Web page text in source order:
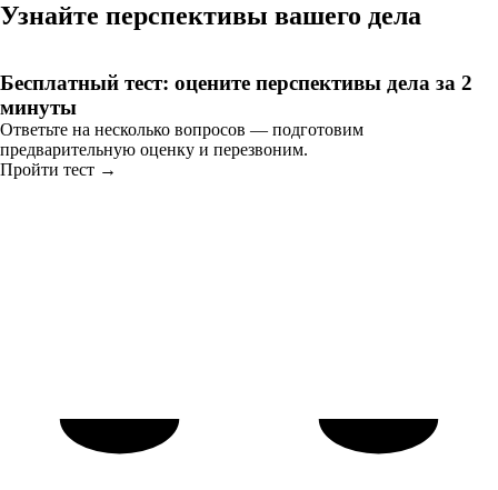
Узнайте перспективы вашего дела
Бесплатный тест: оцените перспективы дела за 2
минуты
Ответьте на несколько вопросов — подготовим
предварительную оценку и перезвоним.
Пройти тест →